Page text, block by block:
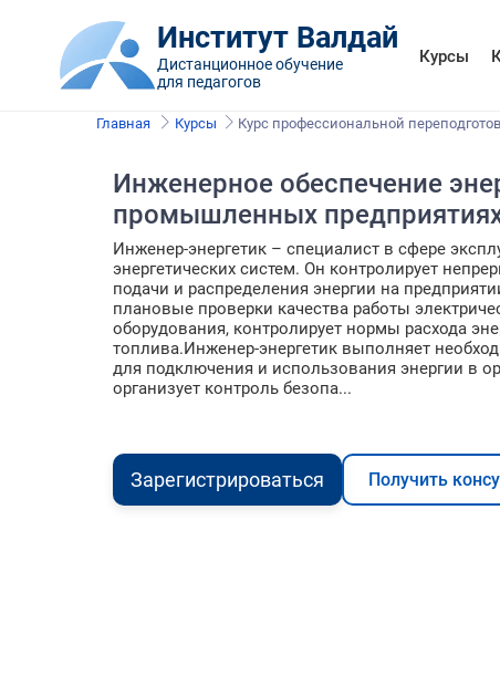
Институт Валдай
Дистанционное обучение
для педагогов
Курсы
Главная Курсы Курс профессиональной
Инженерное обеспечение
промышленных
Инженер-энергетик – специалист в сфере
энергетических систем. Он контролирует
подачи и распределения энергии на
плановые проверки качества работы
оборудования, контролирует нормы расхода
топлива.Инженер-энергетик выполняет
для подключения и использования энергии в
организует контроль безопа...
Зарегистрироваться Получить